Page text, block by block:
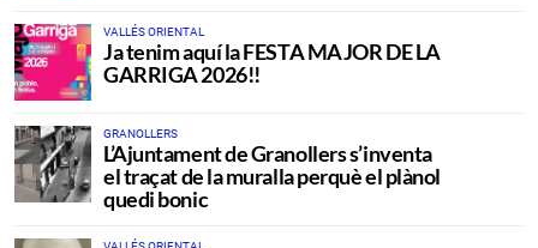
VALLÉS ORIENTAL
Ja tenim aquí la FESTA MAJOR DE LA
GARRIGA 2026!!
GRANOLLERS
L’Ajuntament de Granollers s’inventa
el traçat de la muralla perquè el plànol
quedi bonic